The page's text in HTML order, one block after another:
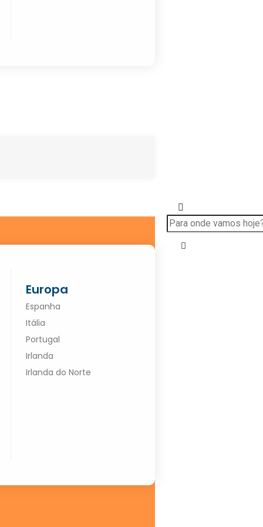
Europa
Espanha
Itália
Portugal
Irlanda
Irlanda do Norte